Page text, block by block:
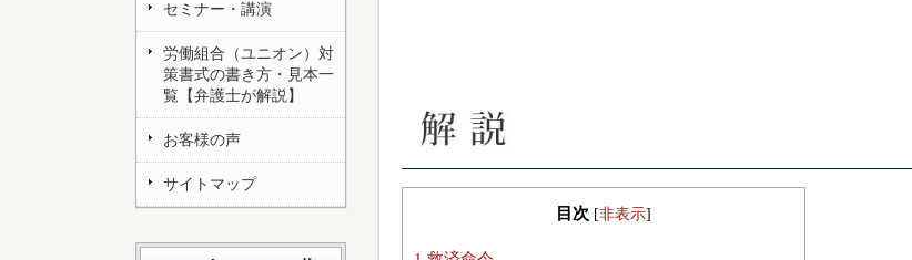
目次 [非表示]
セミナー・講演
労働組合（ユニオン）対
策書式の書き方・見本一
覧【弁護士が解説】
お客様の声
サイトマップ